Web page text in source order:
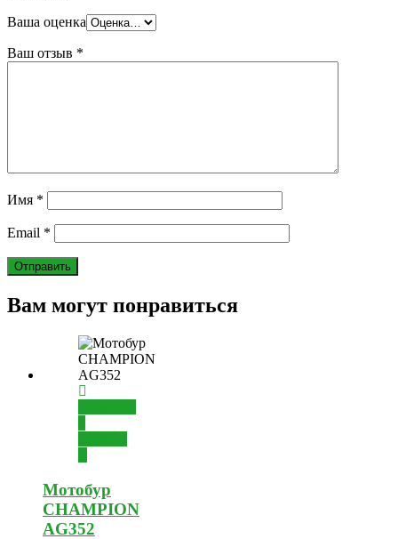
Ваша оценка
Ваш отзыв *
Имя *
Email *
Вам могут понравиться
Мотобур
CHAMPION
AG352